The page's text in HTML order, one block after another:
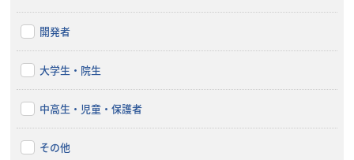
開発者
大学生・院生
中高生・児童・保護者
その他